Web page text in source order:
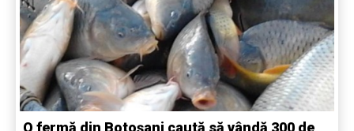
O fermă din Botoșani caută să vândă 300 de